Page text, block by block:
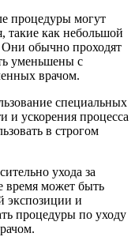
процедуры могут
такие как небольшой
Они обычно проходят
уменьшены с
врачом.
специальных
и ускорения процесса
в строгом
ухода за
время может быть
экспозиции и
процедуры по уходу